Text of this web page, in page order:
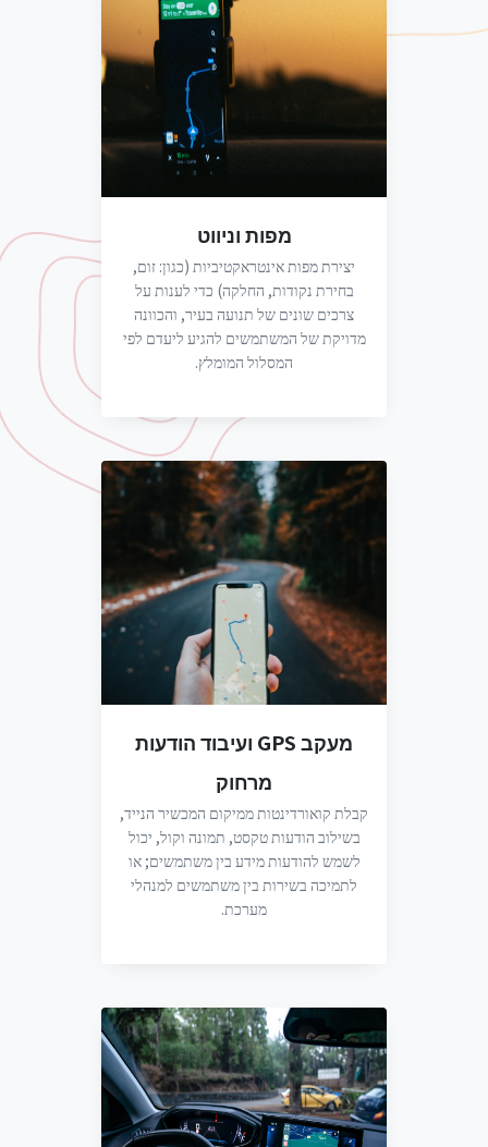
מפות וניווט
יצירת מפות אינטראקטיביות (כגון: זום,
בחירת נקודות, החלקה) כדי לענות על
צרכים שונים של תנועה בעיר, והכוונה
מדויקת של המשתמשים להגיע ליעדם לפי
המסלול המומלץ.
מעקב GPS ועיבוד הודעות
מרחוק
קבלת קואורדינטות ממיקום המכשיר הנייד,
בשילוב הודעות טקסט, תמונה וקול, יכול
לשמש להודעות מידע בין משתמשים; או
לתמיכה בשירות בין משתמשים למנהלי
מערכת.